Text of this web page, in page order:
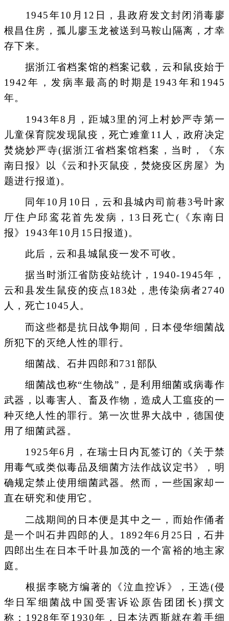
1945年10月12日，县政府发文封闭消毒廖
根昌住房，孤儿廖玉龙被送到马鞍山隔离，才幸
存下来。
据浙江省档案馆的档案记载，云和鼠疫始于
1942年，发病率最高的时期是1943年和1945
年。
1943年8月，距城3里的河上村妙严寺第一
儿童保育院发现鼠疫，死亡难童11人，政府决定
焚烧妙严寺(据浙江省档案馆档案，当时，《东
南日报》以《云和扑灭鼠疫，焚烧疫区房屋》为
题进行报道)。
同年10月10日，云和县城内司前巷3号叶家
厅住户邱鸾花首先发病，13日死亡(《东南日
报》1943年10月15日报道)。
此后，云和县城鼠疫一发不可收。
据当时浙江省防疫站统计，1940-1945年，
云和县发生鼠疫的疫点183处，患传染病者2740
人，死亡1045人。
而这些都是抗日战争期间，日本侵华细菌战
所犯下的灭绝人性的罪行。
细菌战、石井四郎和731部队
细菌战也称“生物战”，是利用细菌或病毒作
武器，以毒害人、畜及作物，造成人工瘟疫的一
种灭绝人性的罪行。第一次世界大战中，德国使
用了细菌武器。
1925年6月，在瑞士日内瓦签订的《关于禁
用毒气或类似毒品及细菌方法作战议定书》，明
确规定禁止使用细菌武器。然而，一些国家却一
直在研究和使用它。
二战期间的日本便是其中之一，而始作俑者
是一个叫石井四郎的人。1892年6月25日，石井
四郎出生在日本千叶县加茂的一个富裕的地主家
庭。
根据李晓方编著的《泣血控诉》，王选(侵
华日军细菌战中国受害诉讼原告团团长)撰文
称：1928年至1930年，日本法西斯就在着手细